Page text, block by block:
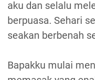
aku dan selalu
berpuasa. Sehari
seakan berbenah
Bapakku mulai